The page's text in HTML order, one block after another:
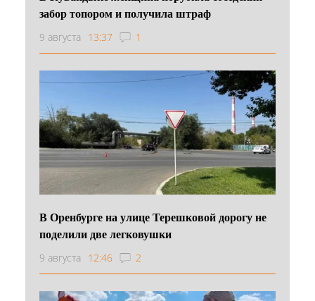
забор топором и получила штраф
9 августа 13:37 1
В Оренбурге на улице Терешковой дорогу не
поделили две легковушки
9 августа 12:46 2